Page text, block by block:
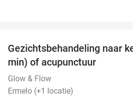
Gezichtsbehandeling naar
min) of acupunctuur
Glow & Flow
Ermelo (+1 locatie)